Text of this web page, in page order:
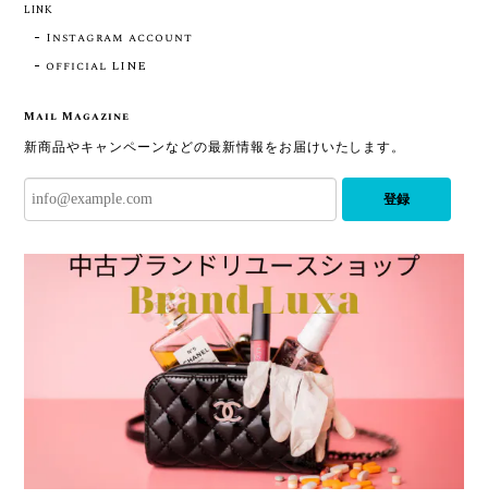
LINK
Instagram account
official LINE
Mail Magazine
新商品やキャンペーンなどの最新情報をお届けいたします。
登録